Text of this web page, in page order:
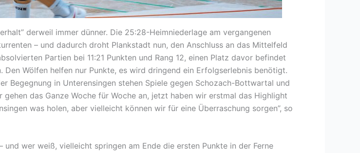
derweil immer dünner. Die 25:28-Heimniederlage am vergangenen
– und dadurch droht Plankstadt nun, den Anschluss an das Mittelfeld
Partien bei 11:21 Punkten und Rang 12, einen Platz davor befindet
Den Wölfen helfen nur Punkte, es wird dringend ein Erfolgserlebnis benötigt.
Begegnung in Unterensingen stehen Spiele gegen Schozach-Bottwartal und
das Ganze Woche für Woche an, jetzt haben wir erstmal das Highlight
was holen, aber vielleicht können wir für eine Überraschung sorgen”, so
wer weiß, vielleicht springen am Ende die ersten Punkte in der Ferne